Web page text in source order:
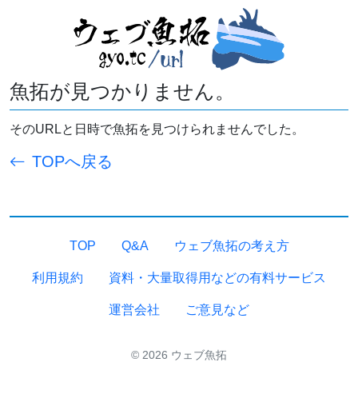
魚拓が見つかりません。
そのURLと日時で魚拓を見つけられませんでした。
TOPへ戻る
TOP Q&A ウェブ魚拓の考え方
利用規約 資料・大量取得用などの有料サービス
運営会社 ご意見など
© 2026 ウェブ魚拓